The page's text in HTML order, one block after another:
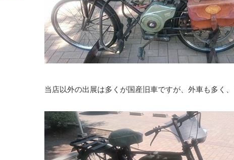
当店以外の出展は多くが国産旧車ですが、外車も多く